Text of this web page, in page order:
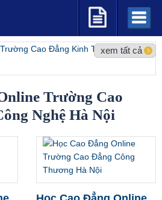
Trường Cao
Nghệ Hà Nội
xem tất cả
xem tất cả
xem tất cả
xem tất cả
xem tất cả